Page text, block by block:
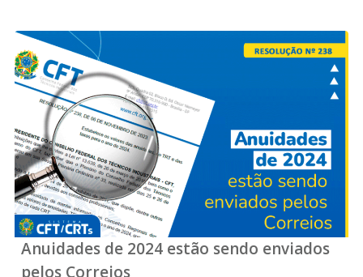
Anuidades de 2024 estão sendo enviados
pelos Correios